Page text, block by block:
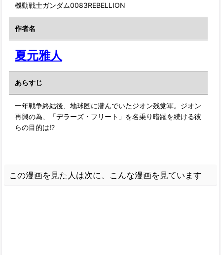
機動戦士ガンダム0083REBELLION
作者名
夏元雅人
あらすじ
一年戦争終結後、地球圏に潜んでいたジオン残党軍。ジオン
再興の為、「デラーズ・フリート」を名乗り暗躍を続ける彼
らの目的は!?
この漫画を見た人は次に、こんな漫画を見ています